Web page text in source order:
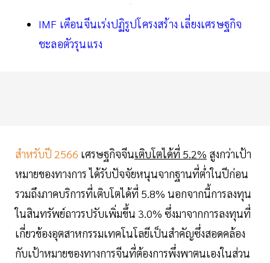
IMF เตือนจีนเร่งปฏิรูปโครงสร้าง เลี่ยงเศรษฐกิจ
ชะลอตัวรุนแรง
สำหรับปี 2566 เศรษฐกิจจีนเติบโตได้ที่ 5.2% สูงกว่าเป้า
หมายของทางการ ได้รับปัจจัยหนุนจากฐานที่ต่ำในปีก่อน
รวมถึงภาคบริการที่เติบโตได้ที่ 5.8% นอกจากนี้การลงทุน
ในสินทรัพย์ถาวรปรับเพิ่มขึ้น 3.0% ซึ่งมาจากการลงทุนที่
เกี่ยวข้องอุตสาหกรรมเทคโนโลยีเป็นสำคัญซึ่งสอดคล้อง
กับเป้าหมายของทางการจีนที่ต้องการพึ่งพาตนเองในส่วน